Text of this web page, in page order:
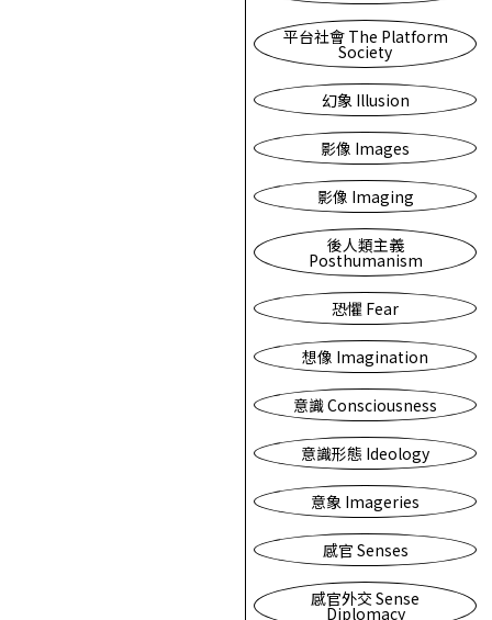
平台社會 The Platform
Society
幻象 Illusion
影像 Images
影像 Imaging
後人類主義
Posthumanism
恐懼 Fear
想像 Imagination
意識 Consciousness
意識形態 Ideology
意象 Imageries
感官 Senses
感官外交 Sense
Diplomacy